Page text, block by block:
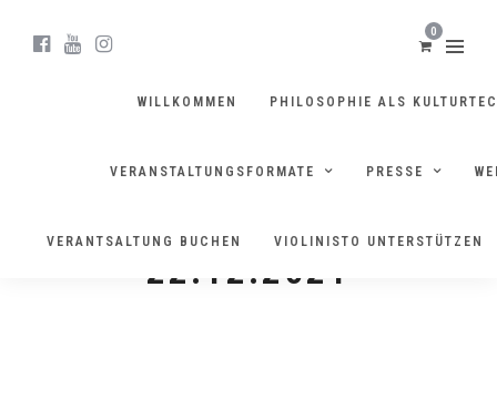
0
WILLKOMMEN PHILOSOPHIE ALS
VERANSTALTUNGSFORMATE PRESSE
VERANTSALTUNG BUCHEN VIOLINISTO UNTERSTÜTZEN
22.12.2021